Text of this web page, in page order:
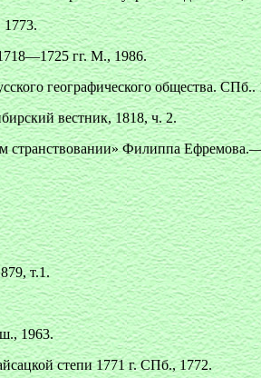
гг. М., 1986.
географического общества. СПб..
вестник, 1818, ч. 2.
странствовании» Филиппа
т.1.
1963.
степи 1771 г. СПб., 1772.